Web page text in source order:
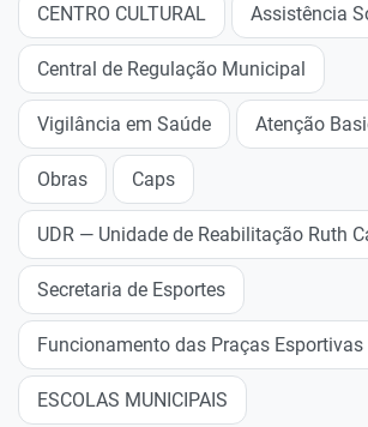
CENTRO CULTURAL Assistência
Central de Regulação Municipal
Vigilância em Saúde Atenção
Obras Caps
UDR — Unidade de Reabilitação Ruth
Secretaria de Esportes
Funcionamento das Praças Esportivas
ESCOLAS MUNICIPAIS